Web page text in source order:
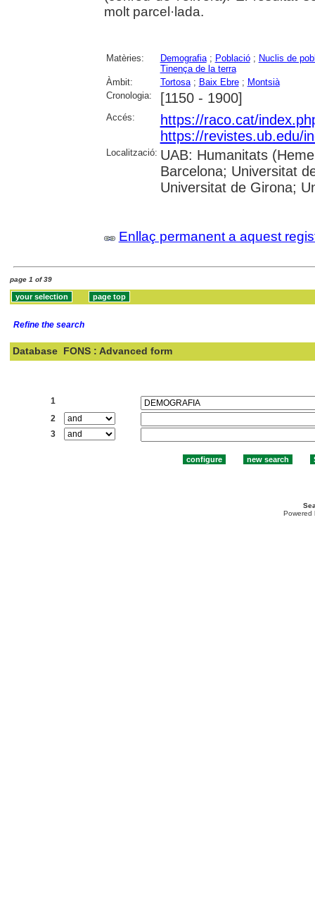
molt parcel·lada.
Matèries: Demografia; Població; Nuclis de
Tinença de la terra
Àmbit:
Tortosa; Baix Ebre; Montsià
Cronologia:
[1150 - 1900]
Accés:
https://raco.cat/
https://revistes.ub.edu/
Localització: UAB: Humanitats
Barcelona; Universitat
Universitat de Girona;
Enllaç permanent a aquest
page 1 of 39
Refine the search
Database FONS : Advanced form
1
2
3